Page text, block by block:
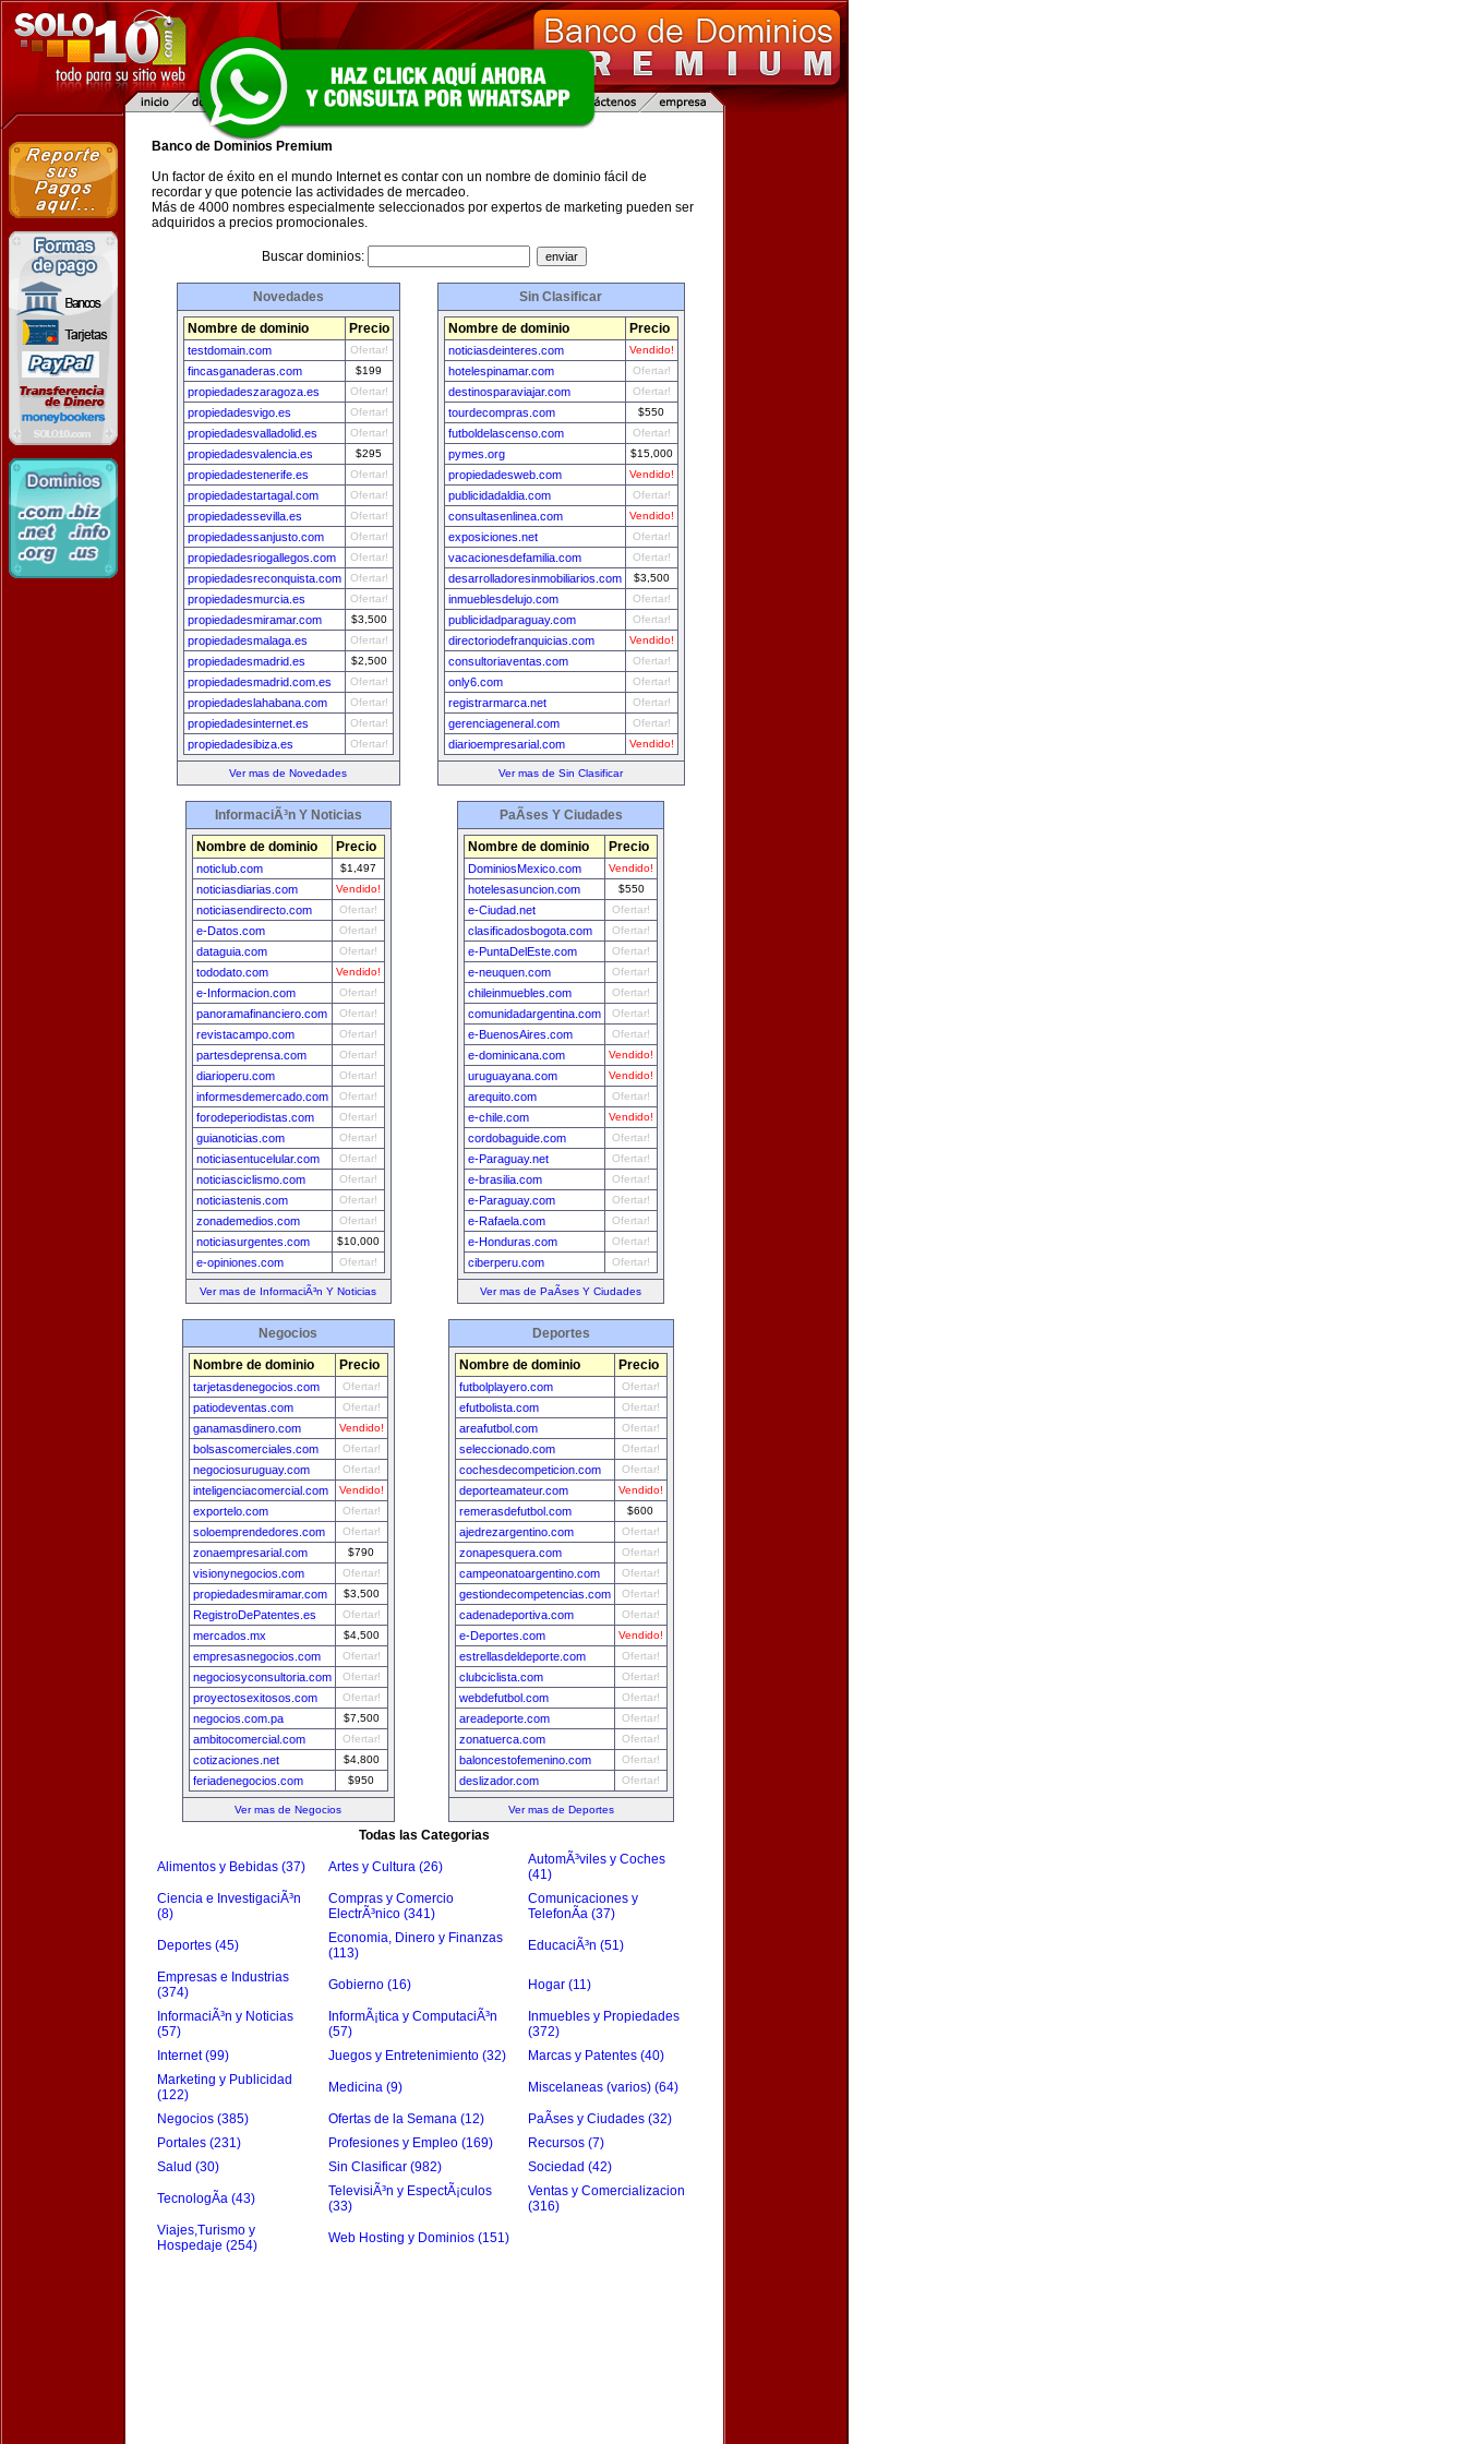
Banco de Dominios Premium
Un factor de éxito en el mundo Internet es contar con un nombre de dominio fácil de
recordar y que potencie las actividades de mercadeo.
Más de 4000 nombres especialmente seleccionados por expertos de marketing pueden ser
adquiridos a precios promocionales.
Buscar dominios:
Novedades
Nombre de dominio Precio
testdomain.com Ofertar!
fincasganaderas.com $199
propiedadeszaragoza.es Ofertar!
propiedadesvigo.es Ofertar!
propiedadesvalladolid.es Ofertar!
propiedadesvalencia.es $295
propiedadestenerife.es Ofertar!
propiedadestartagal.com Ofertar!
propiedadessevilla.es Ofertar!
propiedadessanjusto.com Ofertar!
propiedadesriogallegos.com Ofertar!
propiedadesreconquista.com Ofertar!
propiedadesmurcia.es Ofertar!
propiedadesmiramar.com $3,500
propiedadesmalaga.es Ofertar!
propiedadesmadrid.es $2,500
propiedadesmadrid.com.es Ofertar!
propiedadeslahabana.com Ofertar!
propiedadesinternet.es Ofertar!
propiedadesibiza.es Ofertar!
Ver mas de Novedades
Sin Clasificar
Nombre de dominio Precio
noticiasdeinteres.com Vendido!
hotelespinamar.com Ofertar!
destinosparaviajar.com Ofertar!
tourdecompras.com $550
futboldelascenso.com Ofertar!
pymes.org $15,000
propiedadesweb.com Vendido!
publicidadaldia.com Ofertar!
consultasenlinea.com Vendido!
exposiciones.net Ofertar!
vacacionesdefamilia.com Ofertar!
desarrolladoresinmobiliarios.com $3,500
inmueblesdelujo.com Ofertar!
publicidadparaguay.com Ofertar!
directoriodefranquicias.com Vendido!
consultoriaventas.com Ofertar!
only6.com Ofertar!
registrarmarca.net Ofertar!
gerenciageneral.com Ofertar!
diarioempresarial.com Vendido!
Ver mas de Sin Clasificar
InformaciÃ³n Y Noticias
Nombre de dominio Precio
noticlub.com $1,497
noticiasdiarias.com Vendido!
noticiasendirecto.com Ofertar!
e-Datos.com Ofertar!
dataguia.com Ofertar!
tododato.com Vendido!
e-Informacion.com Ofertar!
panoramafinanciero.com Ofertar!
revistacampo.com Ofertar!
partesdeprensa.com Ofertar!
diarioperu.com Ofertar!
informesdemercado.com Ofertar!
forodeperiodistas.com Ofertar!
guianoticias.com Ofertar!
noticiasentucelular.com Ofertar!
noticiasciclismo.com Ofertar!
noticiastenis.com Ofertar!
zonademedios.com Ofertar!
noticiasurgentes.com $10,000
e-opiniones.com Ofertar!
Ver mas de InformaciÃ³n Y Noticias
PaÃ­ses Y Ciudades
Nombre de dominio Precio
DominiosMexico.com Vendido!
hotelesasuncion.com $550
e-Ciudad.net Ofertar!
clasificadosbogota.com Ofertar!
e-PuntaDelEste.com Ofertar!
e-neuquen.com Ofertar!
chileinmuebles.com Ofertar!
comunidadargentina.com Ofertar!
e-BuenosAires.com Ofertar!
e-dominicana.com Vendido!
uruguayana.com Vendido!
arequito.com Ofertar!
e-chile.com Vendido!
cordobaguide.com Ofertar!
e-Paraguay.net Ofertar!
e-brasilia.com Ofertar!
e-Paraguay.com Ofertar!
e-Rafaela.com Ofertar!
e-Honduras.com Ofertar!
ciberperu.com Ofertar!
Ver mas de PaÃ­ses Y Ciudades
Negocios
Nombre de dominio Precio
tarjetasdenegocios.com Ofertar!
patiodeventas.com Ofertar!
ganamasdinero.com Vendido!
bolsascomerciales.com Ofertar!
negociosuruguay.com Ofertar!
inteligenciacomercial.com Vendido!
exportelo.com Ofertar!
soloemprendedores.com Ofertar!
zonaempresarial.com $790
visionynegocios.com Ofertar!
propiedadesmiramar.com $3,500
RegistroDePatentes.es Ofertar!
mercados.mx $4,500
empresasnegocios.com Ofertar!
negociosyconsultoria.com Ofertar!
proyectosexitosos.com Ofertar!
negocios.com.pa $7,500
ambitocomercial.com Ofertar!
cotizaciones.net $4,800
feriadenegocios.com $950
Ver mas de Negocios
Deportes
Nombre de dominio Precio
futbolplayero.com Ofertar!
efutbolista.com Ofertar!
areafutbol.com Ofertar!
seleccionado.com Ofertar!
cochesdecompeticion.com Ofertar!
deporteamateur.com Vendido!
remerasdefutbol.com $600
ajedrezargentino.com Ofertar!
zonapesquera.com Ofertar!
campeonatoargentino.com Ofertar!
gestiondecompetencias.com Ofertar!
cadenadeportiva.com Ofertar!
e-Deportes.com Vendido!
estrellasdeldeporte.com Ofertar!
clubciclista.com Ofertar!
webdefutbol.com Ofertar!
areadeporte.com Ofertar!
zonatuerca.com Ofertar!
baloncestofemenino.com Ofertar!
deslizador.com Ofertar!
Ver mas de Deportes
Todas las Categorias
Alimentos y Bebidas (37) Artes y Cultura (26)
AutomÃ³viles y Coches
(41)
Ciencia e InvestigaciÃ³n
(8)
Compras y Comercio
ElectrÃ³nico (341)
Comunicaciones y
TelefonÃ­a (37)
Deportes (45)
Economia, Dinero y Finanzas
(113)
EducaciÃ³n (51)
Empresas e Industrias
(374)
Gobierno (16) Hogar (11)
InformaciÃ³n y Noticias
(57)
InformÃ¡tica y ComputaciÃ³n
(57)
Inmuebles y Propiedades
(372)
Internet (99)
Juegos y Entretenimiento (32)
Marcas y Patentes (40)
Marketing y Publicidad
(122)
Medicina (9) Miscelaneas (varios) (64)
Negocios (385) Ofertas de la Semana (12)
PaÃ­ses y Ciudades (32)
Portales (231)
Profesiones y Empleo (169)
Recursos (7)
Salud (30)
Sin Clasificar (982) Sociedad (42)
TecnologÃ­a (43)
TelevisiÃ³n y EspectÃ¡culos
(33)
Ventas y Comercializacion
(316)
Viajes,Turismo y
Hospedaje (254)
Web Hosting y Dominios (151)